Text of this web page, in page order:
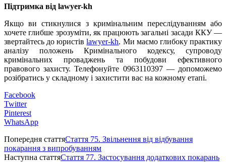
Підтримка від lawyer-kh
Якщо ви стикнулися з кримінальним переслідуванням або
хочете глибше зрозуміти, як працюють загальні засади ККУ —
звертайтесь до юристівlawyer-kh. Ми маємо глибоку практику
аналізу положень Кримінального кодексу, супроводу
кримінальних проваджень та побудови ефективного
правового захисту. Телефонуйте 0963110397 — допоможемо
розібратись у складному і захистити вас на кожному етапі.
Facebook
Twitter
Pinterest
WhatsApp
Попередня статтяСтаття 75. Звільнення від відбування
покарання з випробуванням
Наступна статтяСтаття 77. Застосування додаткових покарань